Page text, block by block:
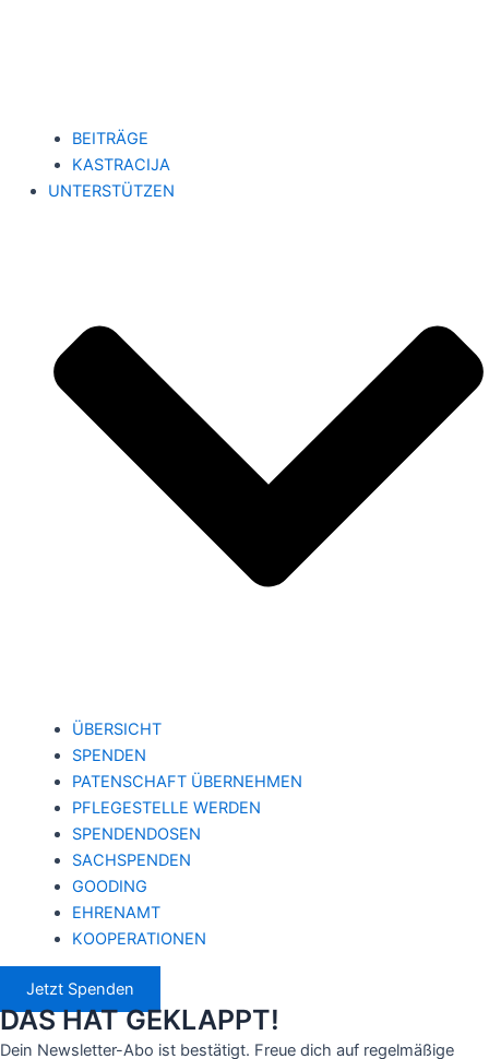
BEITRÄGE
KASTRACIJA
UNTERSTÜTZEN
ÜBERSICHT
SPENDEN
PATENSCHAFT ÜBERNEHMEN
PFLEGESTELLE WERDEN
SPENDENDOSEN
SACHSPENDEN
GOODING
EHRENAMT
KOOPERATIONEN
Jetzt Spenden
DAS HAT GEKLAPPT!
Dein Newsletter-Abo ist bestätigt. Freue dich auf regelmäßige